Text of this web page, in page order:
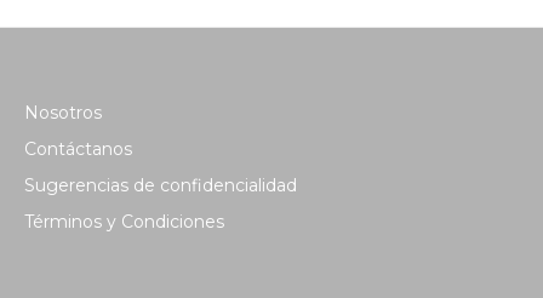
Nosotros
Contáctanos
Sugerencias de confidencialidad
Términos y Condiciones